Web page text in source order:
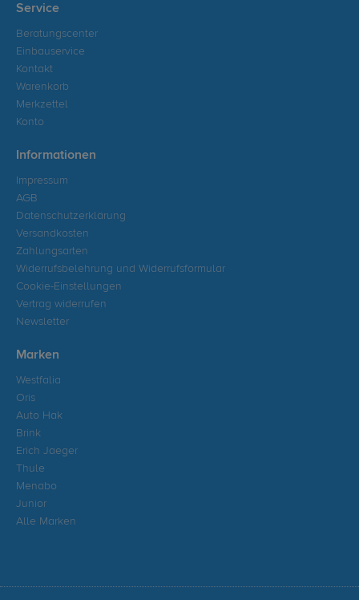
Service
Beratungscenter
Einbauservice
Kontakt
Warenkorb
Merkzettel
Konto
Informationen
Impressum
AGB
Datenschutzerklärung
Versandkosten
Zahlungsarten
Widerrufsbelehrung und Widerrufsformular
Cookie-Einstellungen
Vertrag widerrufen
Newsletter
Marken
Westfalia
Oris
Auto Hak
Brink
Erich Jaeger
Thule
Menabo
Junior
Alle Marken